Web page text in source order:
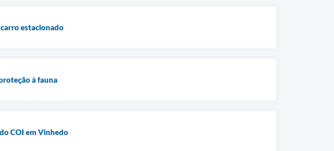
estacionado
à fauna
COI em Vinhedo